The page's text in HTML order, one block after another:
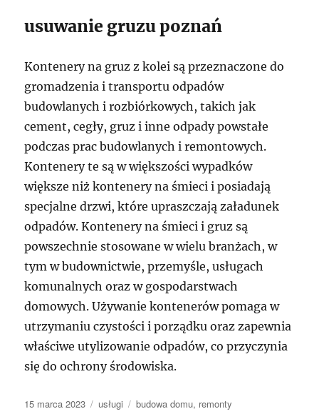
usuwanie gruzu poznań
Kontenery na gruz z kolei są przeznaczone do
gromadzenia i transportu odpadów
budowlanych i rozbiórkowych, takich jak
cement, cegły, gruz i inne odpady powstałe
podczas prac budowlanych i remontowych.
Kontenery te są w większości wypadków
większe niż kontenery na śmieci i posiadają
specjalne drzwi, które upraszczają załadunek
odpadów. Kontenery na śmieci i gruz są
powszechnie stosowane w wielu branżach, w
tym w budownictwie, przemyśle, usługach
komunalnych oraz w gospodarstwach
domowych. Używanie kontenerów pomaga w
utrzymaniu czystości i porządku oraz zapewnia
właściwe utylizowanie odpadów, co przyczynia
się do ochrony środowiska.
Data
15 marca 2023 Kategorie
usługi Tagi
budowa domu, remonty